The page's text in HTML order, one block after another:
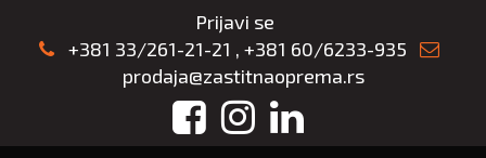
Prijavi se
+381 33/261-21-21 , +381 60/6233-935
prodaja@zastitnaoprema.rs
FacebookInstagram
LinkedIn